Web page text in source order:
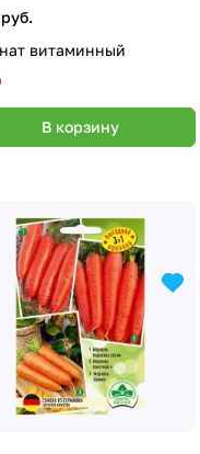
витаминный
В корзину